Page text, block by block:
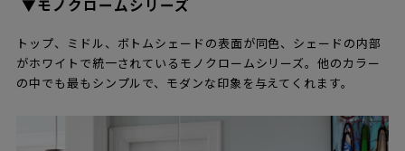
▼モノクロームシリーズ
トップ、ミドル、ボトムシェードの表面が同色、シェードの内部
がホワイトで統一されているモノクロームシリーズ。他のカラー
の中でも最もシンプルで、モダンな印象を与えてくれます。